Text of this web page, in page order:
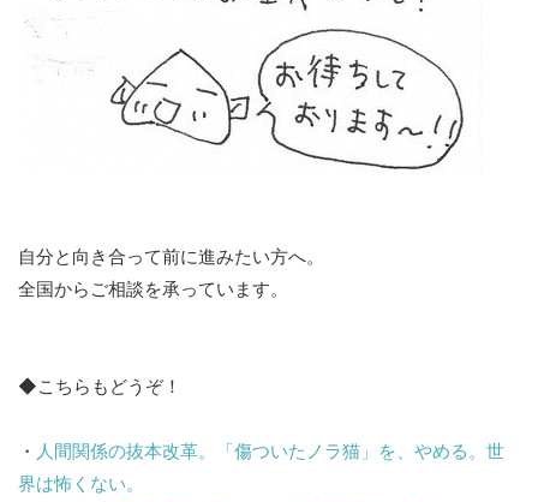
自分と向き合って前に進みたい方へ。
全国からご相談を承っています。
◆こちらもどうぞ！
・ 人間関係の抜本改革。「傷ついたノラ猫」を、やめる。世
界は怖くない。